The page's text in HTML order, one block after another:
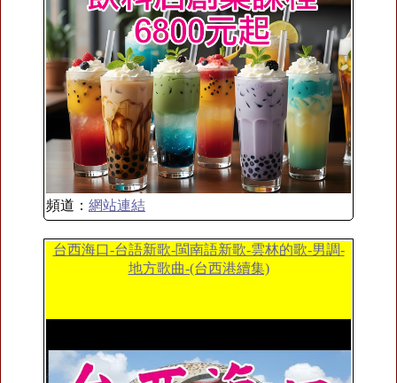
頻道： 網站連結
台西海口-台語新歌-閩南語新歌-雲林的歌-男調-
地方歌曲-(台西港續集)